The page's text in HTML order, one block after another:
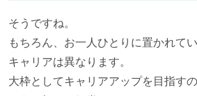
そうですね。
もちろん、お一人ひとりに置かれて
キャリアは異なります。
大枠としてキャリアアップを目指すの